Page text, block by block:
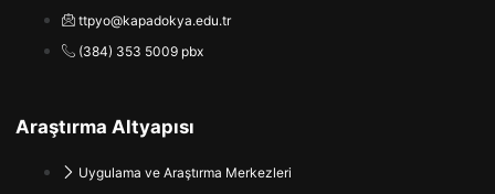
ttpyo@kapadokya.edu.tr
(384) 353 5009 pbx
Araştırma Altyapısı
Uygulama ve Araştırma Merkezleri